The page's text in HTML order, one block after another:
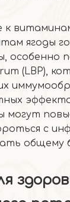
к
ягоды
особенно
(LBP),
могут
с
общему